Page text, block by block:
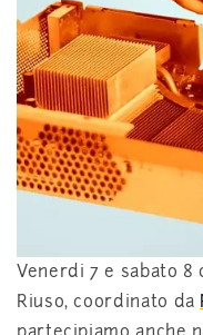
Venerdi 7 e sabato
Riuso, coordinato da